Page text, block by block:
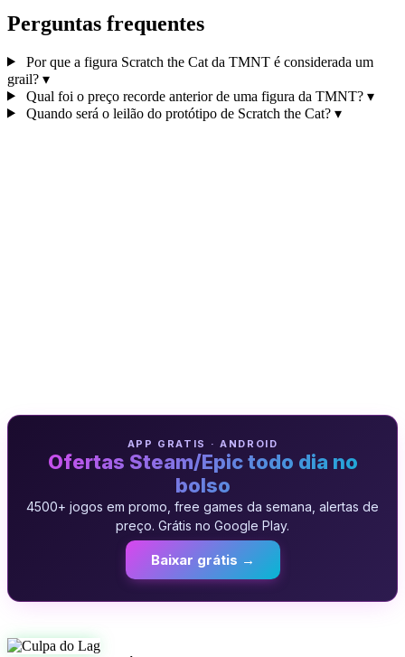
Perguntas frequentes
Por que a figura Scratch the Cat da TMNT é considerada um
grail? ▾
Qual foi o preço recorde anterior de uma figura da TMNT? ▾
Quando será o leilão do protótipo de Scratch the Cat? ▾
APP GRATIS · ANDROID
Ofertas Steam/Epic todo dia no
bolso
4500+ jogos em promo, free games da semana, alertas de
preço. Grátis no Google Play.
Baixar grátis →